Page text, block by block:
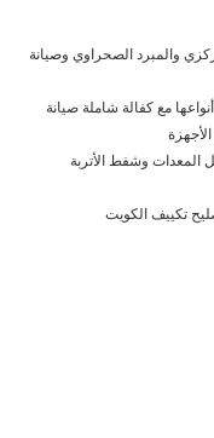
والمبرد الصحراوي وصيانة
مع كفالة شاملة صيانة
وشفط الأتربة
تكييف الكويت